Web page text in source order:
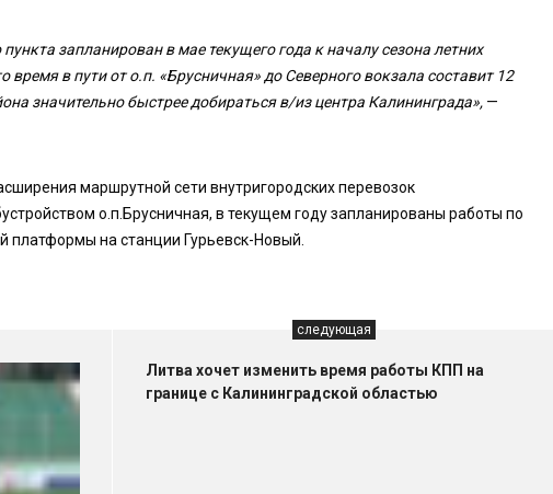
запланирован в мае текущего года к началу сезона летних
время в пути от о.п. «Брусничная» до Северного вокзала составит 12
значительно быстрее добираться в/из центра Калининграда», —
маршрутной сети внутригородских перевозок
о.п.Брусничная, в текущем году запланированы работы по
платформы на станции Гурьевск-Новый.
следующая
Литва хочет изменить время работы КПП на
границе с Калининградской областью